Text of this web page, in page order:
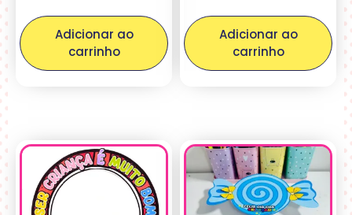
Adicionar ao
carrinho
Adicionar ao
carrinho